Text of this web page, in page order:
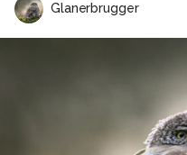
Glanerbrugger